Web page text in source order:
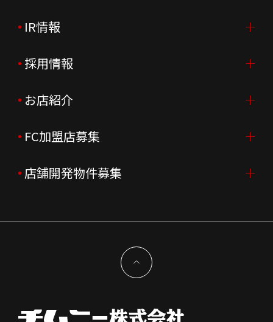
会社案内TOP
ご挨拶
会社概要
会社沿革
企業理念
新型コロナウイルス対応
IR情報
IR情報TOP
ニュースリリース
月次売上
決算資料
コーポレートガバナンス
採用情報
採用情報TOP
新卒採用
中途採用
会社を知る
お店紹介
店舗を探す・予約する
よくあるご質問
FC加盟店募集
FC加盟店募集TOP
独立支援について
店舗開発物件募集